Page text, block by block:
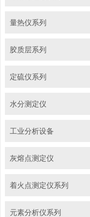
量热仪系列
胶质层系列
定硫仪系列
水分测定仪
工业分析设备
灰熔点测定仪
着火点测定仪系列
元素分析仪系列